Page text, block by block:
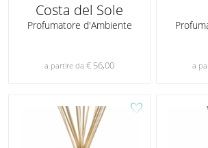
Costa del Sole
Profumatore d'Ambiente
a partire da € 56,00 a
favorite